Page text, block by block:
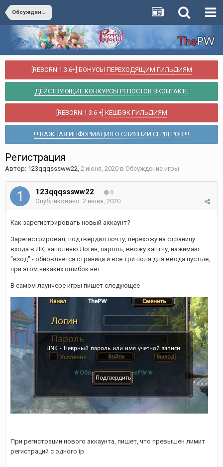
Обсуждение игры
[REBORN 1.3.6+] БОНУСЫ ПЕРЕХОДЯЩИМ ГИЛЬДИЯМ
ДЕЙСТВУЮЩИЕ КОНКУРСЫ РЕПОСТОВ ВКОНТАКТЕ
[REBORN 1.3.6 +] КЕШБЭК ГИЛЬДИЯМ
!!! ВАЖНАЯ ИНФОРМАЦИЯ О СЛИЯНИИ СЕРВЕРОВ !!!
Регистрация
Автор: 123qqqsssww22, 2 июня, 2020 в Обсуждение игры
123qqqsssww22 0
Опубликовано: 2 июня, 2020
Как зарегистрировать новый аккаунт?
Зарегистрировал, подтвердил почту, перехожу на страницу
входа в ЛК, заполняю Логин, пароль, ввожу каптчу, нажимаю
"вход" - обновляется страница и все три поля для ввода пустые,
при этом никаких ошибок нет.
В самом лаунчере игры пишет следующее
При регистрации нового аккаунта, пишет, что превышен лимит
регистраций с одного ip